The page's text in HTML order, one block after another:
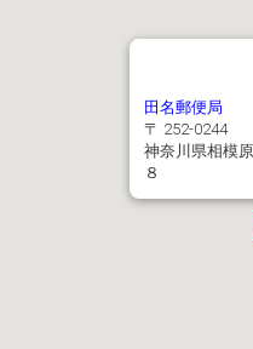
田名郵便局
〒 252-0244
神奈川県相模
８